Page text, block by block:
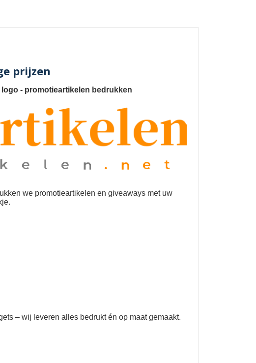
prijzen
logo - promotieartikelen bedrukken
we promotieartikelen en giveaways met uw
– wij leveren alles bedrukt én op maat gemaakt.